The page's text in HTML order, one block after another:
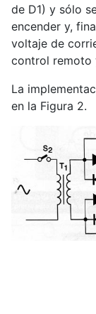
de D1) y sólo
encender y,
voltaje de
control remoto
La
en la Figura 2.